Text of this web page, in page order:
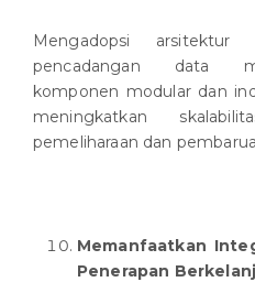
Mengadopsi
pencadangan data
komponen modular dan
meningkatkan
pemeliharaan dan
Memanfaatkan
Penerapan